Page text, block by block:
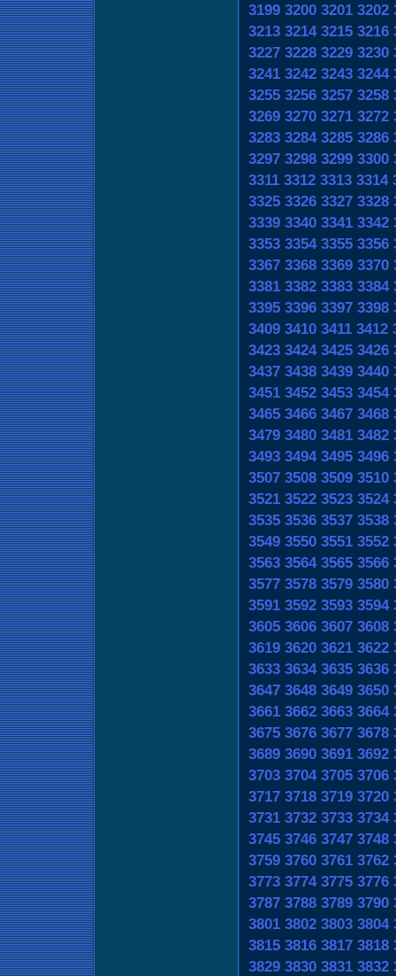
3199 3200 3201 3202
3213 3214 3215 3216
3227 3228 3229 3230
3241 3242 3243 3244
3255 3256 3257 3258
3269 3270 3271 3272
3283 3284 3285 3286
3297 3298 3299 3300
3311 3312 3313 3314
3325 3326 3327 3328
3339 3340 3341 3342
3353 3354 3355 3356
3367 3368 3369 3370
3381 3382 3383 3384
3395 3396 3397 3398
3409 3410 3411 3412
3423 3424 3425 3426
3437 3438 3439 3440
3451 3452 3453 3454
3465 3466 3467 3468
3479 3480 3481 3482
3493 3494 3495 3496
3507 3508 3509 3510
3521 3522 3523 3524
3535 3536 3537 3538
3549 3550 3551 3552
3563 3564 3565 3566
3577 3578 3579 3580
3591 3592 3593 3594
3605 3606 3607 3608
3619 3620 3621 3622
3633 3634 3635 3636
3647 3648 3649 3650
3661 3662 3663 3664
3675 3676 3677 3678
3689 3690 3691 3692
3703 3704 3705 3706
3717 3718 3719 3720
3731 3732 3733 3734
3745 3746 3747 3748
3759 3760 3761 3762
3773 3774 3775 3776
3787 3788 3789 3790
3801 3802 3803 3804
3815 3816 3817 3818
3829 3830 3831 3832